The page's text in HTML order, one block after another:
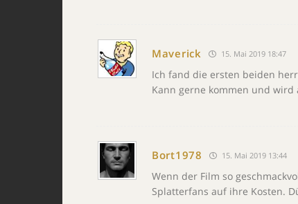
Maverick 15. Mai 2019 18:47
Ich fand die ersten beiden
Kann gerne kommen und
Bort1978 15. Mai 2019 13:44
Wenn der Film so
Splatterfans auf ihre Kosten.